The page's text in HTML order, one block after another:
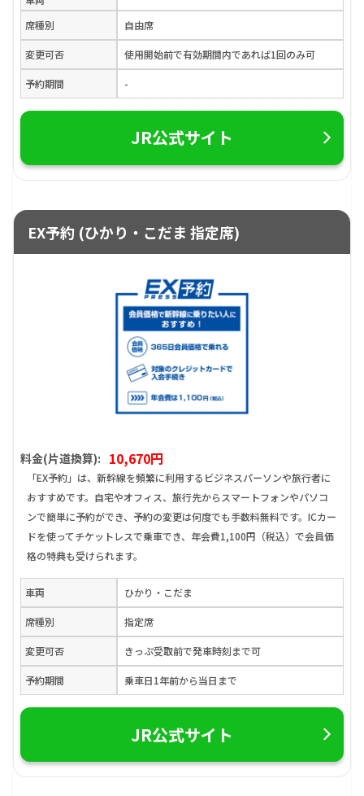
席種別
自由席
変更可否 使用開始前で有効期間内であれば1回のみ可
予約期間 -
JR公式サイト
EX予約 (ひかり・こだま 指定席)
料金(片道換算): 10,670円
「EX予約」は、新幹線を頻繁に利用するビジネスパーソンや旅行者に
おすすめです。自宅やオフィス、旅行先からスマートフォンやパソコ
ンで簡単に予約ができ、予約の変更は何度でも手数料無料です。ICカー
ドを使ってチケットレスで乗車でき、年会費1,100円（税込）で会員価
格の特典も受けられます。
車両 ひかり・こだま
席種別 指定席
変更可否 きっぷ受取前で発車時刻まで可
予約期間 乗車日1年前から当日まで
JR公式サイト